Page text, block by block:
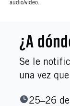
audio/video.
¿A
Se le
una vez
25–26